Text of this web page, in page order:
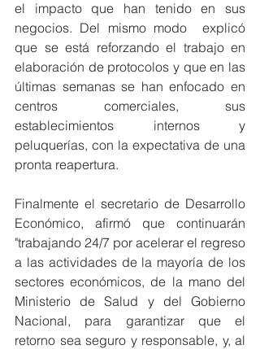
el impacto que han tenido en sus
negocios. Del mismo modo  explicó
que se está reforzando el trabajo en
elaboración de protocolos y que en las
últimas semanas se han enfocado en
centros comerciales, sus
establecimientos internos y
peluquerías, con la expectativa de una
pronta reapertura.
Finalmente el secretario de Desarrollo
Económico, afirmó que continuarán
"trabajando 24/7 por acelerar el regreso
a las actividades de la mayoría de los
sectores económicos, de la mano del
Ministerio de Salud y del Gobierno
Nacional, para garantizar que el
retorno sea seguro y responsable, y, al